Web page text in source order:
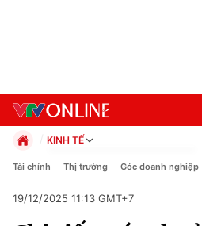
Chuyên mục
KINH TẾ
Chính trị
Pháp luật
Tài chính Thị trường Góc doanh nghiệp
19/12/2025 11:13 GMT+7